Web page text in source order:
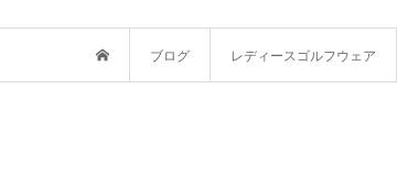
ブログ レディースゴルフウェア